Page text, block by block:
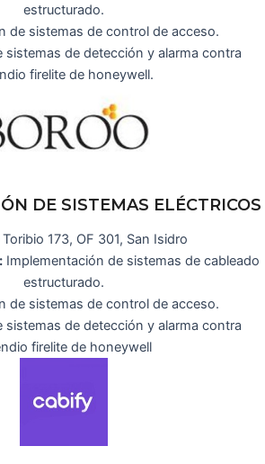
estructurado.
de sistemas de control de acceso.
sistemas de detección y alarma contra
firelite de honeywell.
DE SISTEMAS ELÉCTRICOS
173, OF 301, San Isidro
Implementación de sistemas de cableado
estructurado.
de sistemas de control de acceso.
sistemas de detección y alarma contra
firelite de honeywell